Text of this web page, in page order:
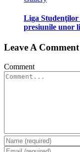
Liga Studenţilor
presiunile unor
Leave A Comment
Comment